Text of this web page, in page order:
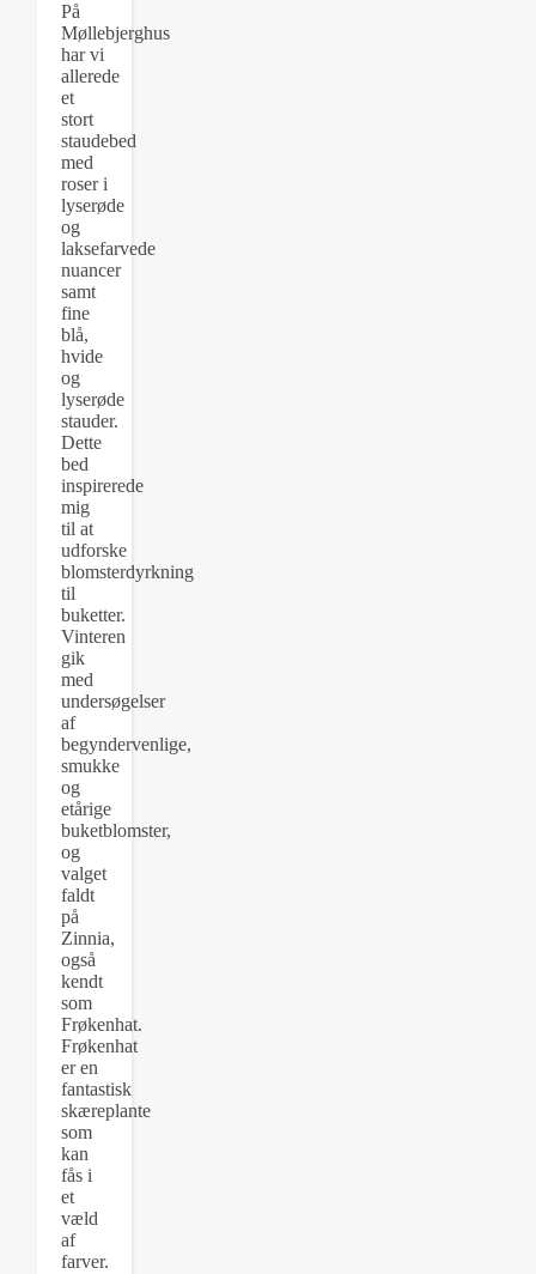
På
Møllebjerghus
har vi
allerede
et
stort
staudebed
med
roser i
lyserøde
og
laksefarvede
nuancer
samt
fine
blå,
hvide
og
lyserøde
stauder.
Dette
bed
inspirerede
mig
til at
udforske
blomsterdyrkning
til
buketter.
Vinteren
gik
med
undersøgelser
af
begyndervenlige,
smukke
og
etårige
buketblomster,
og
valget
faldt
på
Zinnia,
også
kendt
som
Frøkenhat.
Frøkenhat
er en
fantastisk
skæreplante
som
kan
fås i
et
væld
af
farver.